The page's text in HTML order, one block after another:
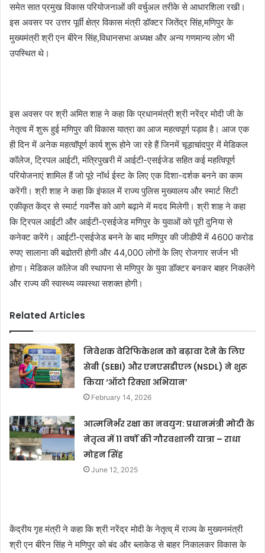
समेत सात प्रमुख विकास परियोजनाओं की वर्चुअल तरीके से आधारशिला रखी।
इस अवसर पर उत्तर पूर्वी क्षेत्र विकास मंत्री डॉक्टर जितेंद्र सिंह,मणिपुर के
मुख्यमंत्री श्री एन बीरेन सिंह,विधानसभा अध्यक्ष और अन्य गणमान्य लोग भी
उपस्थित थे।
इस अवसर पर श्री अमित शाह ने कहा कि प्रधानमंत्री श्री नरेंद्र मोदी जी के
नेतृत्व में शुरू हुई मणिपुर की विकास यात्रा का आज महत्वपूर्ण पड़ाव है। आज एक
ही दिन में अनेक महत्वॉपूर्ण कार्य शुरू होने जा रहे हैं जिनमें चूड़ाचांदपुर में मेडिकल
कॉलेज, ट्रिपल आईटी, मंत्रिपुखरी में आईटी-एसईजेड सहित कई महत्विपूर्ण
परियोजनाएं शामिल हैं जो पूरे नॉर्थ ईस्ट के लिए एक दिशा-दर्शक बनने का काम
करेंगी। श्री शाह ने कहा कि इंफाल में राज्य पुलिस मुख्यालय और स्मार्ट सिटी
एकीकृत केंद्र से स्मार्ट गवर्नेंस को आगे बढ़ाने में मदद मिलेगी। श्री शाह ने कहा
कि ट्रिपल आईटी और आईटी-एसईजेड मणिपुर के युवाओं को पूरी दुनिया से
कनेक्ट करेंगे। आईटी-एसईजेड बनने के बाद मणिपुर की जीडीपी में 4600 करोड
रुपए सालाना की बढोतरी होगी और 44,000 लोगों के लिए रोजगार सर्जन भी
होगा। मेडिकल कॉलेज की स्थापना से मणिपुर के युवा डॉक्टर बनकर बाहर निकलेंगे
और राज्य की स्वास्थ्य व्यवस्था सशक्त होगी।
Related Articles
निवेशक वेरिफिकेशन को बढ़ावा देने के लिए
सेबी (SEBI) और एनएसडीएल (NSDL) ने शुरू
किया ‘ऑटो रिक्शा अभियान’
February 14, 2026
आत्मनिर्भर रक्षा का नवयुग: प्रधानमंत्री मोदी के
नेतृत्व में 11 वर्षों की गौरवशाली यात्रा – राधा
मोहन सिंह
June 12, 2025
केंद्रीय गृह मंत्री ने कहा कि श्री नरेंद्र मोदी के नेतृत्व् में राज्य के मुख्यनमंत्री
श्री एन बीरेन सिंह ने मणिपुर को बंद और ब्लाकेड से बाहर निकालकर विकास के